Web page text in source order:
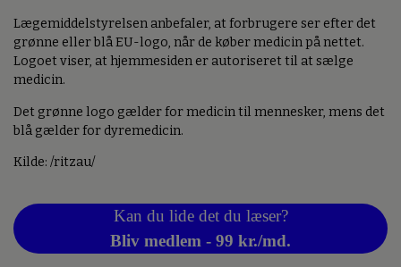
Lægemiddelstyrelsen anbefaler, at forbrugere ser efter det
grønne eller blå EU-logo, når de køber medicin på nettet.
Logoet viser, at hjemmesiden er autoriseret til at sælge
medicin.
Det grønne logo gælder for medicin til mennesker, mens det
blå gælder for dyremedicin.
Kilde: /ritzau/
Kan du lide det du læser?
Bliv medlem - 99 kr./md.